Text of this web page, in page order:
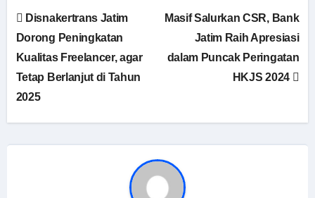
Disnakertrans Jatim
Dorong Peningkatan
Kualitas Freelancer, agar
Tetap Berlanjut di Tahun
2025
Masif Salurkan CSR, Bank
Jatim Raih Apresiasi
dalam Puncak Peringatan
HKJS 2024